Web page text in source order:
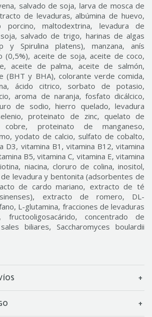
salvado de soja, larva de mosca de
de levaduras, albúmina de huevo,
porcino, maltodextrina, levadura de
salvado de trigo, harinas de algas
y Spirulina platens), manzana, anís
(0,5%), aceite de soja, aceite de coco,
aceite de palma, aceite de salmón,
(BHT y BHA), colorante verde comida,
ácido citrico, sorbato de potasio,
aroma de naranja, fosfato dicálcico,
de sodio, hierro quelado, levadura
proteinato de zinc, quelato de
cobre, proteinato de manganeso,
yodato de calcio, sulfato de cobalto,
D3, vitamina B1, vitamina B12, vitamina
B5, vitamina C, vitamina E, vitamina
niacina, cloruro de colina, inositol,
levadura y bentonita (adsorbentes de
de cardo mariano, extracto de té
extracto de romero, DL-
L-glutamina, fracciones de levaduras
fructooligosacárido, concentrado de
biliares, Saccharomyces boulardii